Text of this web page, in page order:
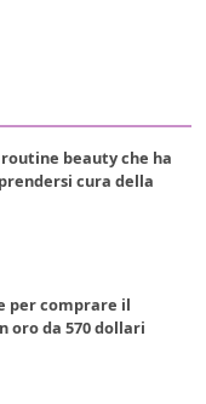
beauty che ha
cura della
per comprare il
oro da 570 dollari